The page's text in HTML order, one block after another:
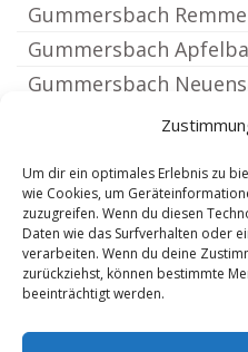
Um dir ein optimales Erlebnis zu
wie Cookies, um
zuzugreifen. Wenn du diesen
Daten wie das Surfverhalten oder
verarbeiten. Wenn du deine
zurückziehst, können bestimmte
beeinträchtigt werden.
Gummersbach
Gummersbach
Gummersbach
Gummersbach
Gummersbach
Gummersbach Höfen
Gummersbach
Gummersbach Flaberg
Gummersbach Hardt